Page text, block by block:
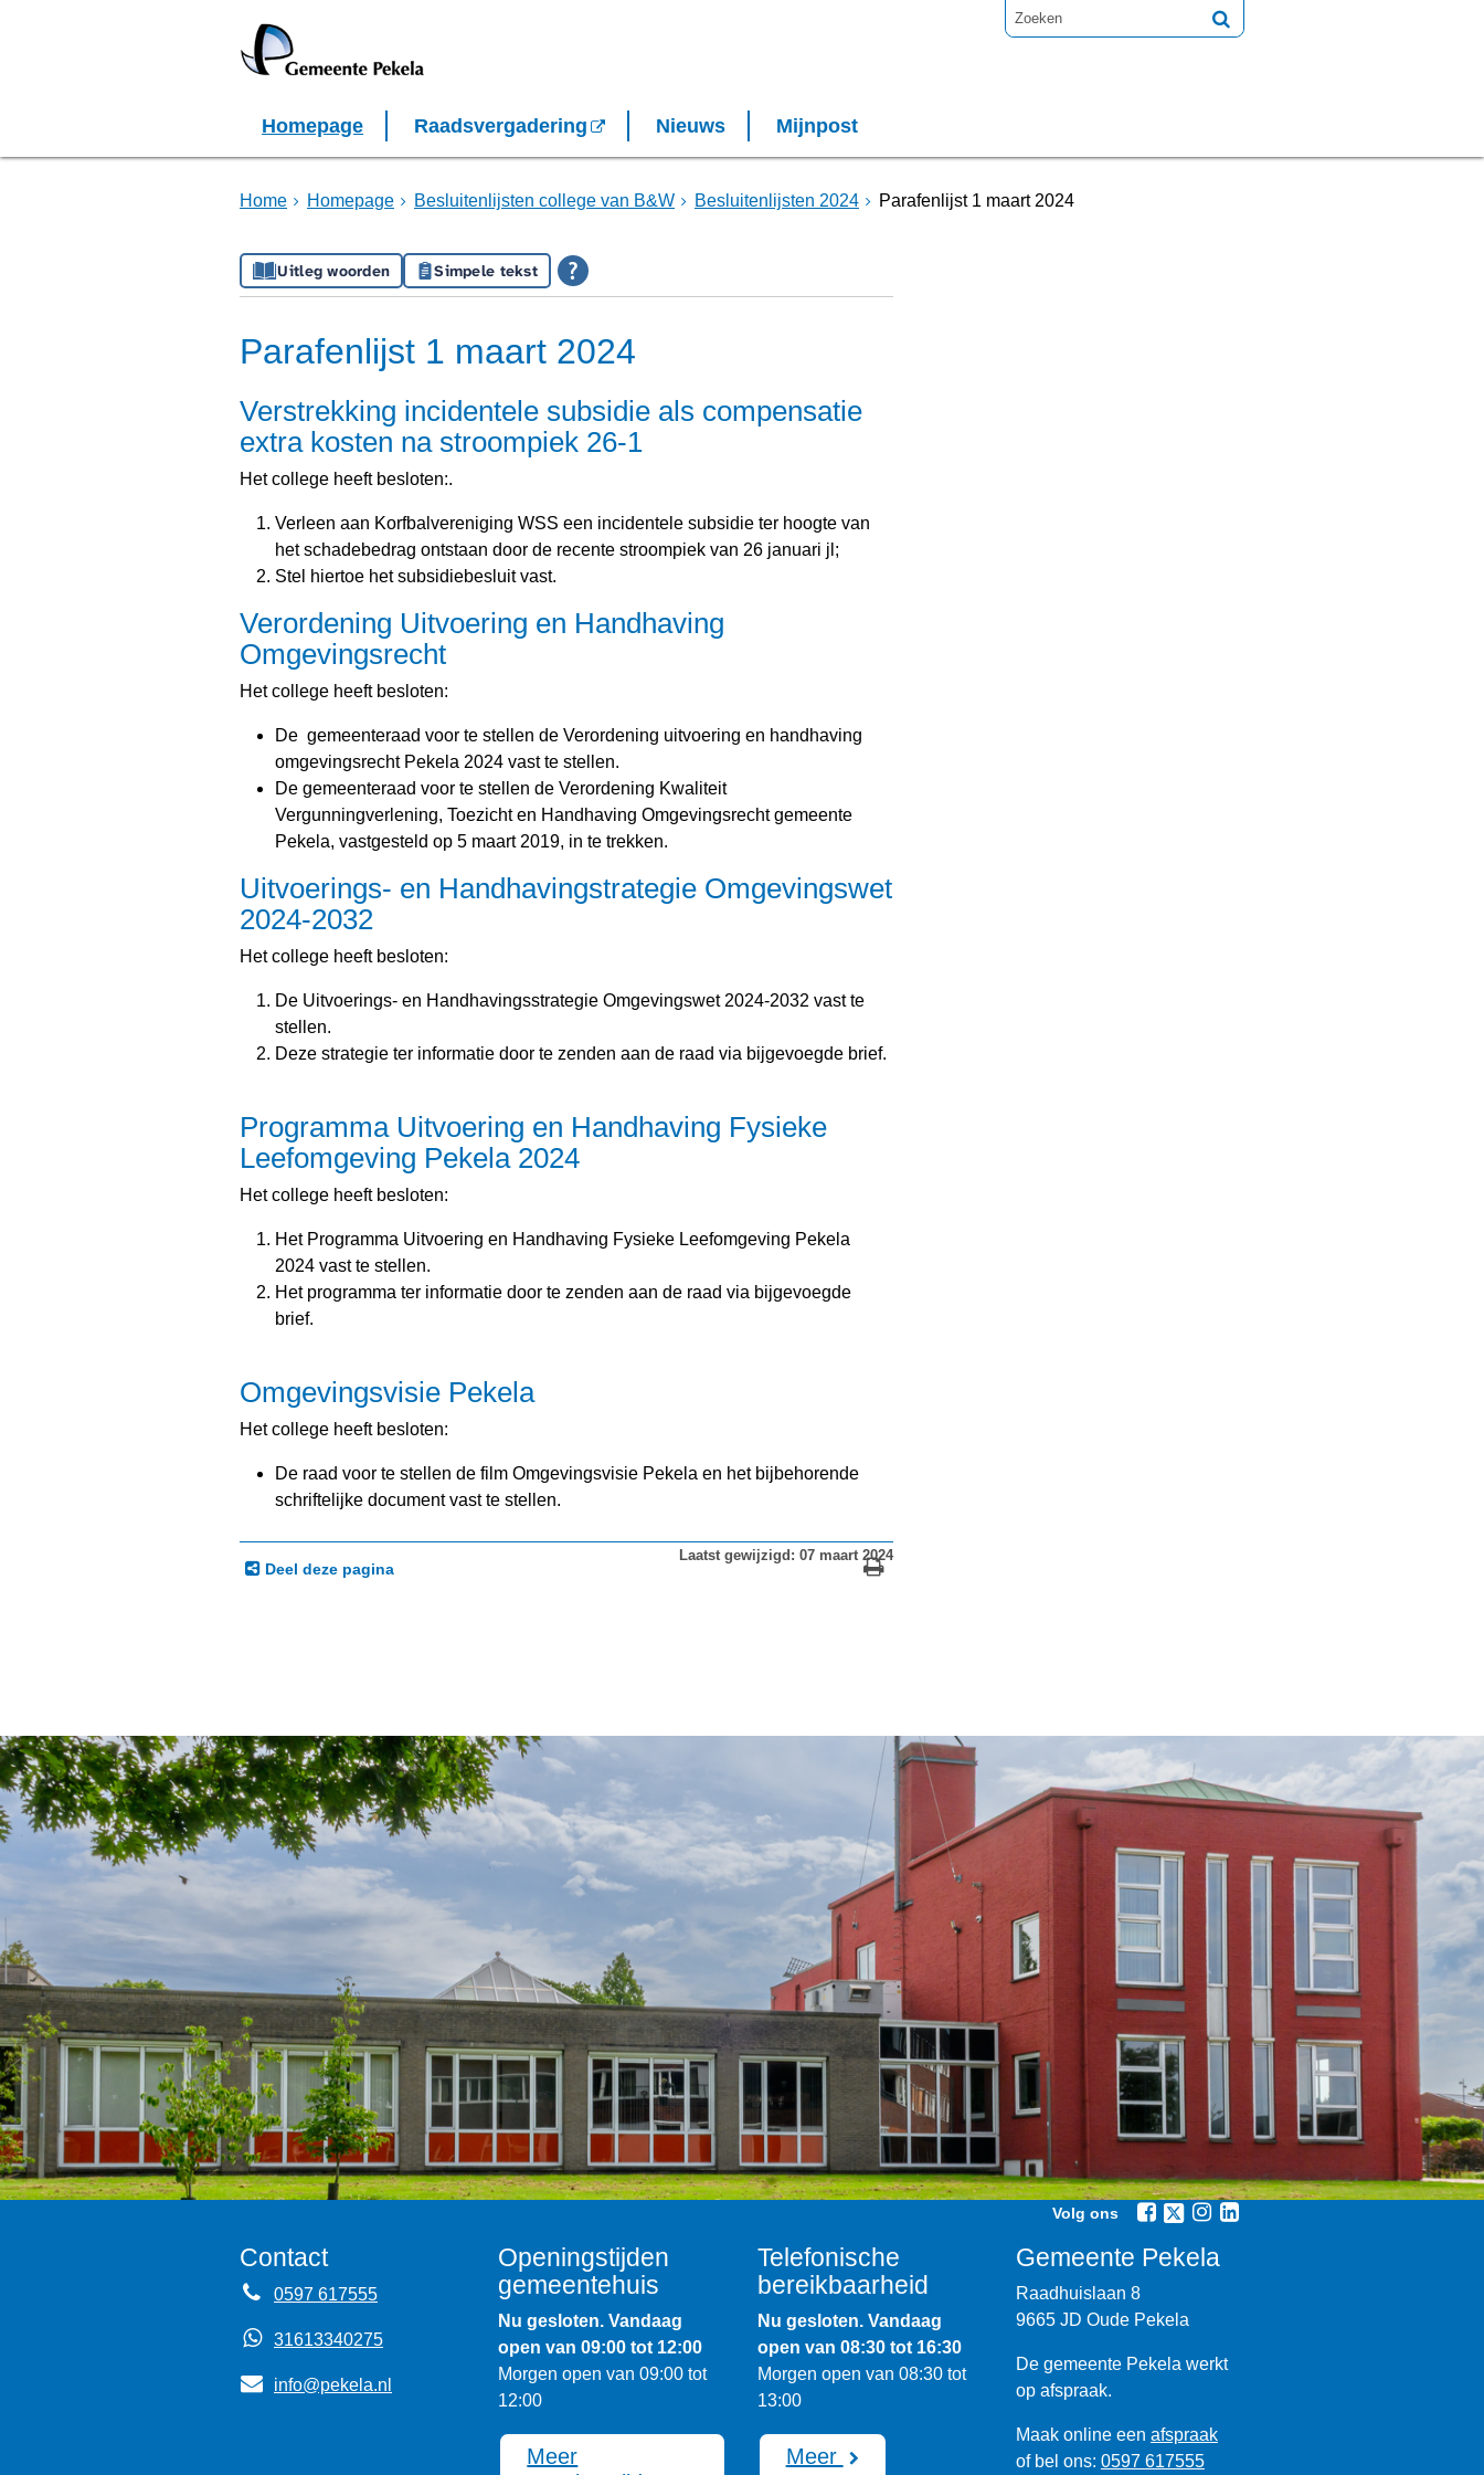
Homepage Raadsvergadering Nieuws Mijnpost
Home Homepage Besluitenlijsten college van B&W Besluitenlijsten 2024 Parafenlijst 1 maart 2024
Uitleg woorden Simpele tekst
Parafenlijst 1 maart 2024
Verstrekking incidentele subsidie als compensatie
extra kosten na stroompiek 26-1
Het college heeft besloten:.
Verleen aan Korfbalvereniging WSS een incidentele subsidie ter hoogte van
het schadebedrag ontstaan door de recente stroompiek van 26 januari jl;
Stel hiertoe het subsidiebesluit vast.
Verordening Uitvoering en Handhaving
Omgevingsrecht
Het college heeft besloten:
De gemeenteraad voor te stellen de Verordening uitvoering en handhaving
omgevingsrecht Pekela 2024 vast te stellen.
De gemeenteraad voor te stellen de Verordening Kwaliteit
Vergunningverlening, Toezicht en Handhaving Omgevingsrecht gemeente
Pekela, vastgesteld op 5 maart 2019, in te trekken.
Uitvoerings- en Handhavingstrategie Omgevingswet
2024-2032
Het college heeft besloten:
De Uitvoerings- en Handhavingsstrategie Omgevingswet 2024-2032 vast te
stellen.
Deze strategie ter informatie door te zenden aan de raad via bijgevoegde brief.
Programma Uitvoering en Handhaving Fysieke
Leefomgeving Pekela 2024
Het college heeft besloten:
Het Programma Uitvoering en Handhaving Fysieke Leefomgeving Pekela
2024 vast te stellen.
Het programma ter informatie door te zenden aan de raad via bijgevoegde
brief.
Omgevingsvisie Pekela
Het college heeft besloten:
De raad voor te stellen de film Omgevingsvisie Pekela en het bijbehorende
schriftelijke document vast te stellen.
Deel deze pagina
Laatst gewijzigd: 07 maart 2024
Volg ons
Contact
0597 617555
31613340275
info@pekela.nl
Openingstijden
gemeentehuis
Nu gesloten. Vandaag
open van 09:00 tot 12:00
Morgen open van 09:00 tot
12:00
Meer
Telefonische
bereikbaarheid
Nu gesloten. Vandaag
open van 08:30 tot 16:30
Morgen open van 08:30 tot
13:00
Meer
Gemeente Pekela
Raadhuislaan 8
9665 JD Oude Pekela
De gemeente Pekela werkt
op afspraak.
Maak online een afspraak
of bel ons: 0597 617555